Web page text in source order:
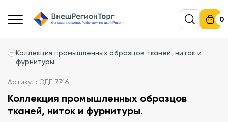
0
Коллекция промышленных образцов тканей, ниток и
фурнитуры.
Артикул: ЭДГ-7746
Коллекция промышленных образцов
тканей, ниток и фурнитуры.